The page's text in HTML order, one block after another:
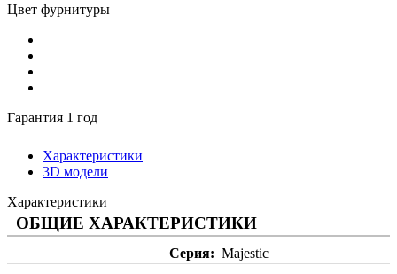
Цвет фурнитуры
Гарантия 1 год
Характеристики
3D модели
Характеристики
ОБЩИЕ ХАРАКТЕРИСТИКИ
Серия Majestic